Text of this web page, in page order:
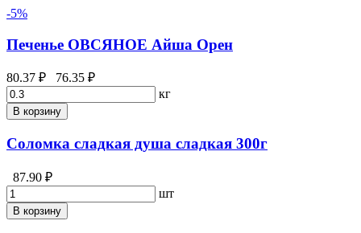
-5%
Печенье ОВСЯНОЕ Айша Орен
80.37 ₽
76.35 ₽
кг
В корзину
Соломка сладкая душа сладкая 300г
87.90 ₽
шт
В корзину